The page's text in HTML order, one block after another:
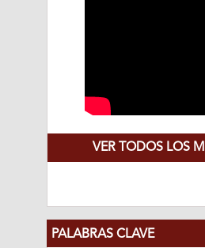
VER TODOS LOS
PALABRAS CLAVE